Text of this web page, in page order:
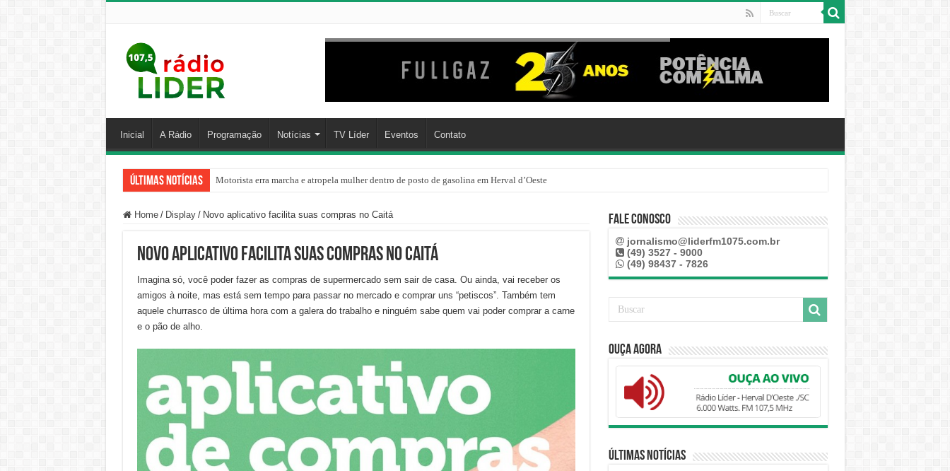
Inicial A Rádio Programação Notícias TV Líder Eventos Contato
Últimas Notícias Motorista erra marcha e atropela mulher dentro de posto de gasolina em Herval d’Oeste
Home / Display / Novo aplicativo facilita suas compras no Caitá
Novo aplicativo facilita suas compras no Caitá
Imagina só, você poder fazer as compras de supermercado sem sair de casa. Ou ainda, vai receber os
amigos à noite, mas está sem tempo para passar no mercado e comprar uns “petiscos”. Também tem
aquele churrasco de última hora com a galera do trabalho e ninguém sabe quem vai poder comprar a carne
e o pão de alho.
Fale Conosco
jornalismo@liderfm1075.com.br
(49) 3527 - 9000
(49) 98437 - 7826
Ouça Agora
Últimas Notícias